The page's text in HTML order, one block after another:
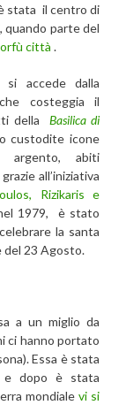
stata il centro di
, quando parte del
città .
si accede dalla
costeggia il
della
Basilica di
custodite icone
abiti
all’iniziativa
Rizikaris e
1979, è stato
la santa
del 23 Agosto.
a un miglio da
ci hanno portato
Essa è stata
e dopo è stata
mondiale vi si